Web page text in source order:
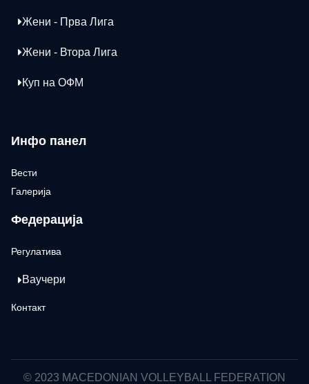
Жени - Прва Лига
Жени - Втора Лига
Куп на ОФМ
Инфо панел
Вести
Галерија
Федерација
Регулатива
Ваучери
Контакт
© 2023 MACEDONIAN VOLLEYBALL FEDERATION